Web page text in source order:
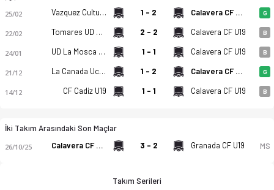
25/02 Vazquez Cultural U19 1 - 2 Calavera CF U19 G
22/02 Tomares UD U19 2 - 2 Calavera CF U19 B
24/01 UD La Mosca U19 1 - 1 Calavera CF U19 B
21/12 La Canada Ucd Atletico U19 1 - 2 Calavera CF U19 G
14/12 CF Cadiz U19 1 - 1 Calavera CF U19 B
İki Takım Arasındaki Son Maçlar
26/10/25 Calavera CF U19 3 - 2 Granada CF U19 MS
Takım Serileri